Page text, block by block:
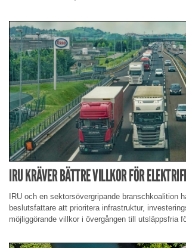
IRU KRÄVER BÄTTRE VILLKOR FÖR
IRU och en sektorsövergripande branschkoalition
beslutsfattare att prioritera infrastruktur,
möjliggörande villkor i övergången till utsläppsfria